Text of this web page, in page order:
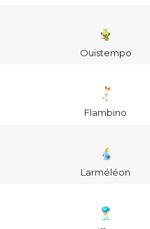
Ouistempo
Flambino
Larméléon